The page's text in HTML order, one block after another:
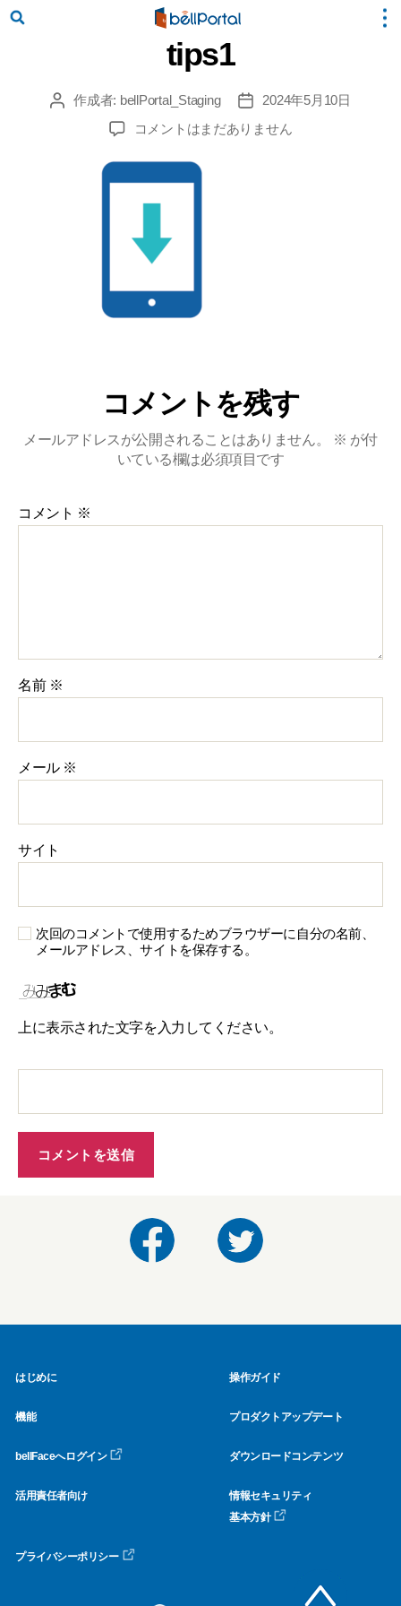
tips1
投 作成者: bellPortal_Staging
投
稿
日
2024年5月10日
tips1
の
コメントはまだありません
コメントを残す
メールアドレスが公開されることはありません。 ※ が付
いている欄は必須項目です
コメント ※
名前 ※
メール ※
サイト
次回のコメントで使用するためブラウザーに自分の名前、
メールアドレス、サイトを保存する。
上に表示された文字を入力してください。
はじめに 操作ガイド
機能 プロダクトアップデート
bellFaceへログイン ダウンロードコンテンツ
活用責任者向け
情報セキュリティ
基本方針
プライバシーポリシー